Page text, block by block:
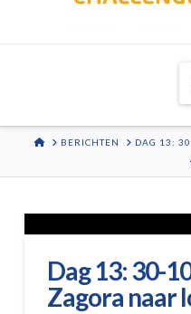
HOMEBERICHTEN DAG 13:
Dag 13: 30-
Zagora naar